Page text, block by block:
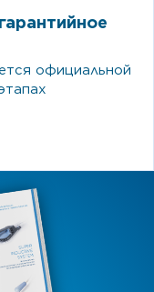
официальной